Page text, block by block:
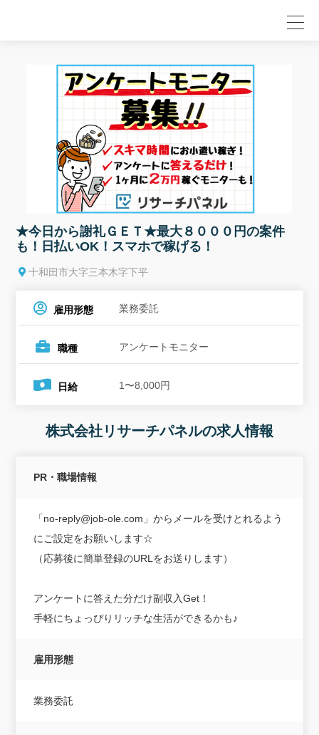
★今日から謝礼ＧＥＴ★最大８０００円の案件
も！日払いOK！スマホで稼げる！
十和田市大字三本木字下平
雇用形態 業務委託
職種 アンケートモニター
日給 1〜8,000円
株式会社リサーチパネルの求人情報
PR・職場情報
「no-reply@job-ole.com」からメールを受けとれるよう
にご設定をお願いします☆
（応募後に簡単登録のURLをお送りします）
アンケートに答えた分だけ副収入Get！
手軽にちょっぴりリッチな生活ができるかも♪
雇用形態
業務委託